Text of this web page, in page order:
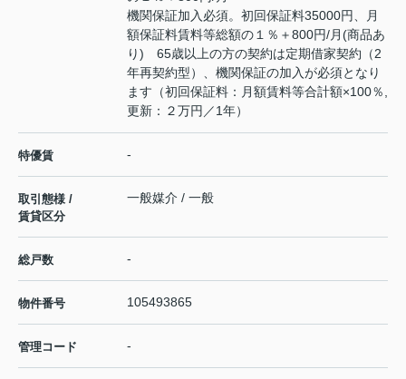
機関保証加入必須。初回保証料35000円、月
額保証料賃料等総額の１％＋800円/月(商品あ
り) 65歳以上の方の契約は定期借家契約（2
年再契約型）、機関保証の加入が必須となり
ます（初回保証料：月額賃料等合計額×100％,
更新：２万円／1年）
特優賃 -
取引態様 /
賃貸区分
一般媒介 / 一般
総戸数 -
物件番号 105493865
管理コード -